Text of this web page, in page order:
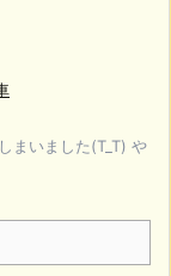
まいました(T_T) や